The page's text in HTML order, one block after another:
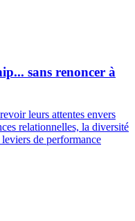
sans renoncer à
leurs attentes envers
relationnelles, la diversité
de performance